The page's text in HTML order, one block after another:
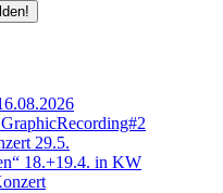
29.5.
18.+19.4. in KW